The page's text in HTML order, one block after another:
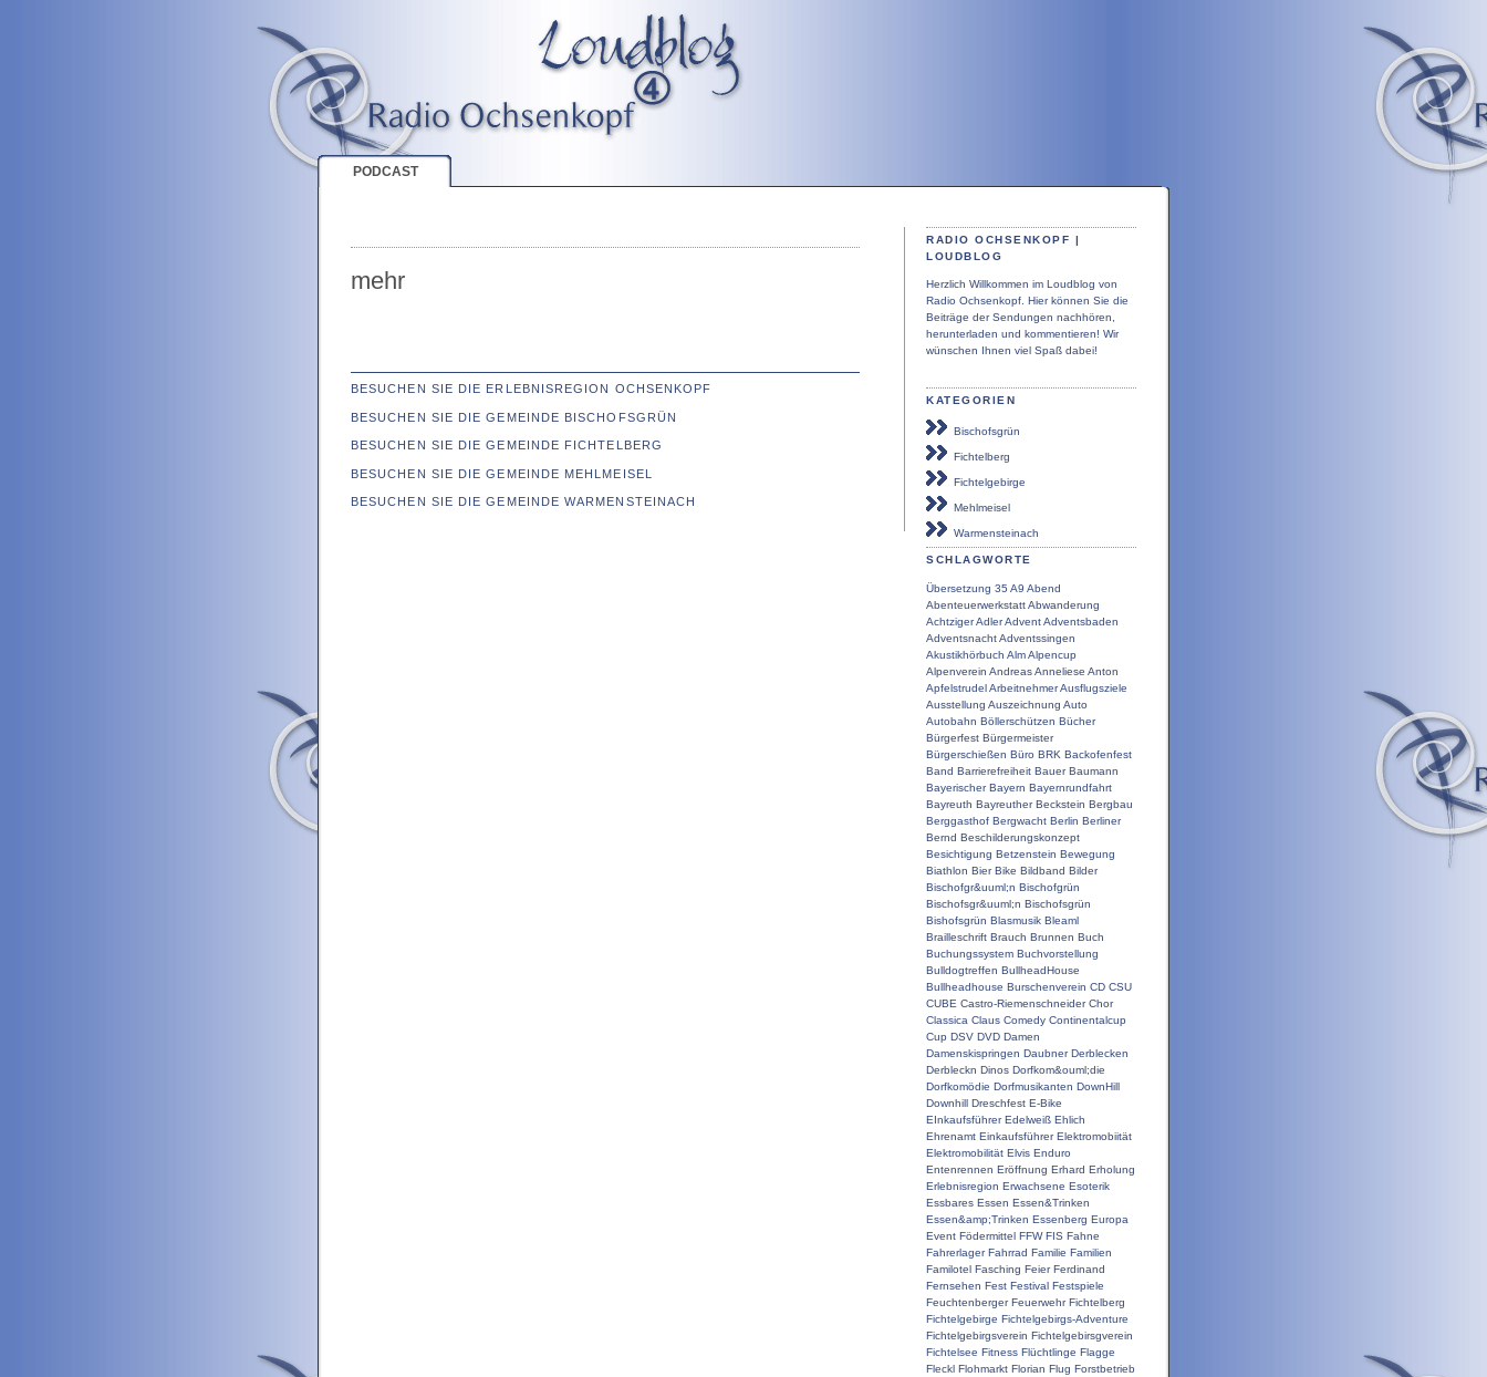
PODCAST
RADIO OCHSENKOPF |
LOUDBLOG
Herzlich Willkommen im Loudblog von
Radio Ochsenkopf. Hier können Sie die
Beiträge der Sendungen nachhören,
herunterladen und kommentieren! Wir
wünschen Ihnen viel Spaß dabei!
KATEGORIEN
Bischofsgrün
Fichtelberg
Fichtelgebirge
Mehlmeisel
Warmensteinach
SCHLAGWORTE
Übersetzung 35 A9 Abend
AbenteuerwerkstattAbwanderung
AchtzigerAdlerAdventAdventsbaden
AdventsnachtAdventssingen
Akustikhörbuch AlmAlpencup
Alpenverein AndreasAnneliese Anton
ApfelstrudelArbeitnehmerAusflugsziele
Ausstellung Auszeichnung Auto
Autobahn Böllerschützen Bücher
Bürgerfest Bürgermeister
Bürgerschießen Büro BRK Backofenfest
Band Barrierefreiheit Bauer Baumann
Bayerischer Bayern Bayernrundfahrt
Bayreuth Bayreuther Beckstein Bergbau
Berggasthof Bergwacht Berlin Berliner
Bernd Beschilderungskonzept
Besichtigung Betzenstein Bewegung
Biathlon Bier Bike Bildband Bilder
Bischofgr&uuml;n Bischofgrün
Bischofsgr&uuml;n Bischofsgrün
Bishofsgrün Blasmusik Bleaml
Brailleschrift Brauch Brunnen Buch
Buchungssystem Buchvorstellung
Bulldogtreffen BullheadHouse
Bullheadhouse Burschenverein CD CSU
CUBE Castro-Riemenschneider Chor
Classica Claus Comedy Continentalcup
Cup DSV DVD Damen
Damenskispringen Daubner Derblecken
Derbleckn Dinos Dorfkom&ouml;die
Dorfkomödie Dorfmusikanten DownHill
Downhill Dreschfest E-Bike
EInkaufsführer Edelweiß Ehlich
Ehrenamt Einkaufsführer Elektromobiität
Elektromobilität Elvis Enduro
Entenrennen Eröffnung Erhard Erholung
Erlebnisregion Erwachsene Esoterik
Essbares Essen Essen&Trinken
Essen&amp;Trinken Essenberg Europa
Event Födermittel FFW FIS Fahne
Fahrerlager Fahrrad Familie Familien
Familotel Fasching Feier Ferdinand
Fernsehen Fest Festival Festspiele
Feuchtenberger Feuerwehr Fichtelberg
Fichtelgebirge Fichtelgebirgs-Adventure
Fichtelgebirgsverein Fichtelgebirsgverein
Fichtelsee Fitness Flüchtlinge Flagge
Fleckl Flohmarkt Florian Flug Forstbetrieb
mehr
BESUCHEN SIE DIE ERLEBNISREGION OCHSENKOPF
BESUCHEN SIE DIE GEMEINDE BISCHOFSGRÜN
BESUCHEN SIE DIE GEMEINDE FICHTELBERG
BESUCHEN SIE DIE GEMEINDE MEHLMEISEL
BESUCHEN SIE DIE GEMEINDE WARMENSTEINACH